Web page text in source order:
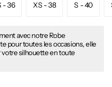
- 36 XS - 38 S - 40
avec notre Robe
pour toutes les occasions, elle
silhouette en toute